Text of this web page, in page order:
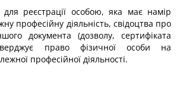
реєстрації особою, яка має намір
професійну діяльність, свідоцтва про
документа (дозволу, сертифіката
право фізичної особи на
професійної діяльності.